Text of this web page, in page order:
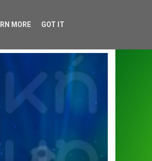
MORE GOT IT